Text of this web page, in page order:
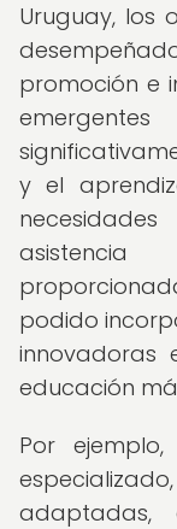
Uruguay, los
promoción e
y el
podido
innovadoras
educación
Por
adaptadas,